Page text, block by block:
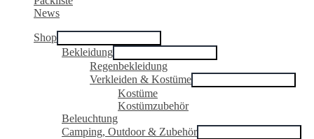
News
Shop
Bekleidung
Regenbekleidung
Verkleiden & Kostüme
Kostüme
Kostümzubehör
Beleuchtung
Camping, Outdoor & Zubehör